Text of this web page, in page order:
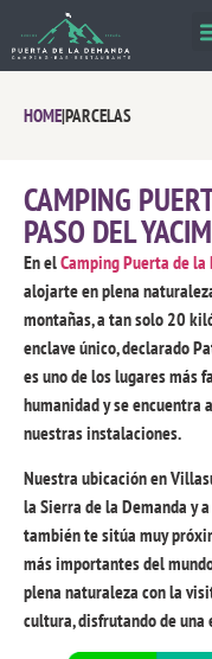
HOME|PARCELAS
CAMPING
PASO DEL
En elCamping Puerta de la
alojarte en plena
montañas, a tan solo 20
enclave único, declarado
es uno de los lugares más
humanidad y se encuentra
nuestras instalaciones.
Nuestra ubicación en
la Sierra de la Demanda y
también te sitúa muy
más importantes del
plena naturaleza con la
cultura, disfrutando de una